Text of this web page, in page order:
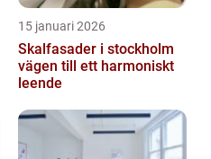
15 januari 2026
Skalfasader i stockholm
vägen till ett harmoniskt
leende